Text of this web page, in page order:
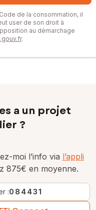
de la consommation, il
user de son droit à
au démarchage
.
a un projet
?
moi l’info via l’appli
875€ en moyenne.
:084431